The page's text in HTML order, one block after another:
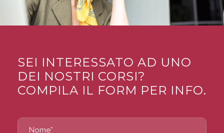
SEI INTERESSATO AD UNO
DEI NOSTRI CORSI?
COMPILA IL FORM PER INFO.